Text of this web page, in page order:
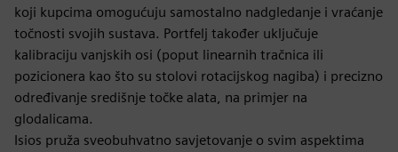
koji kupcima omogućuju samostalno nadgledanje i vraćanje
točnosti svojih sustava. Portfelj također uključuje
kalibraciju vanjskih osi (poput linearnih tračnica ili
pozicionera kao što su stolovi rotacijskog nagiba) i precizno
određivanje središnje točke alata, na primjer na
glodalicama.
Isios pruža sveobuhvatno savjetovanje o svim aspektima